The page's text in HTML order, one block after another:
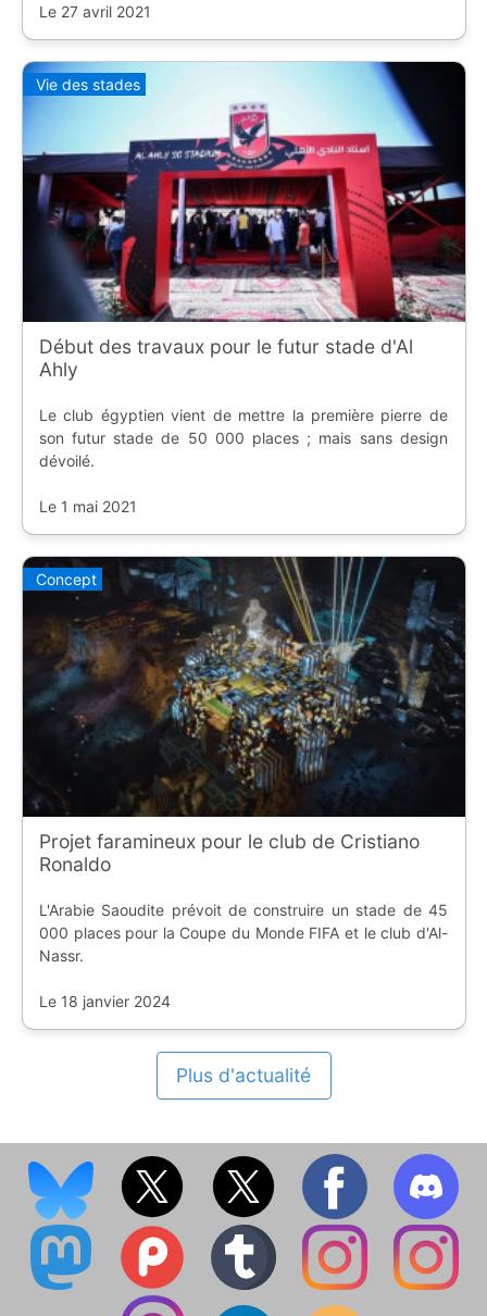
Le 27 avril 2021
Vie des stades
Début des travaux pour le futur stade d'Al
Ahly
Le club égyptien vient de mettre la première pierre de
son futur stade de 50 000 places ; mais sans design
dévoilé.
Le 1 mai 2021
Concept
Projet faramineux pour le club de Cristiano
Ronaldo
L'Arabie Saoudite prévoit de construire un stade de 45
000 places pour la Coupe du Monde FIFA et le club d'Al-
Nassr.
Le 18 janvier 2024
Plus d'actualité